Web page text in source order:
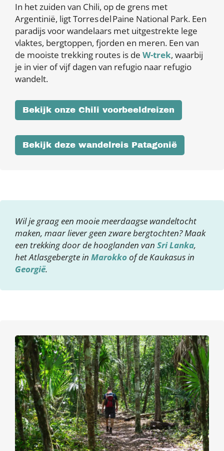
In het zuiden van Chili, op de grens met
Argentinië, ligt Torres del Paine National Park. Een
paradijs voor wandelaars met uitgestrekte lege
vlaktes, bergtoppen, fjorden en meren. Een van
de mooiste trekking routes is de W-trek, waarbij
je in vier of vijf dagen van refugio naar refugio
wandelt.
Bekijk onze Chili voorbeeldreizen
Bekijk deze wandelreis Patagonië
Wil je graag een mooie meerdaagse wandeltocht
maken, maar liever geen zware bergtochten? Maak
een trekking door de hooglanden van Sri Lanka,
het Atlasgebergte in Marokkoof de Kaukasus in
Georgië.